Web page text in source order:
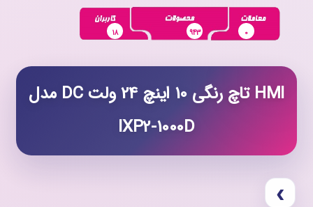
0
943
18
HMI تاچ رنگی 10 اینچ 24 ولت DC مدل
IXP2-1000D